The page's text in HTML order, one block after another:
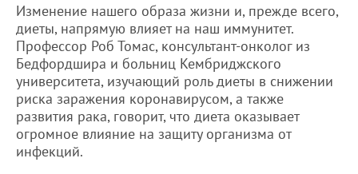
Изменение нашего образа жизни и, прежде всего,
диеты, напрямую влияет на наш иммунитет.
Профессор Роб Томас, консультант-онколог из
Бедфордшира и больниц Кембриджского
университета, изучающий роль диеты в снижении
риска заражения коронавирусом, а также
развития рака, говорит, что диета оказывает
огромное влияние на защиту организма от
инфекций.